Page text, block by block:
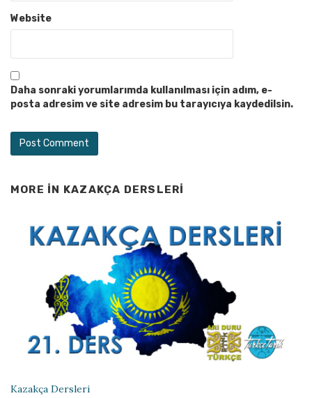
Website
Daha sonraki yorumlarımda kullanılması için adım, e-
posta adresim ve site adresim bu tarayıcıya kaydedilsin.
MORE IN KAZAKÇA DERSLERI
Kazakça Dersleri